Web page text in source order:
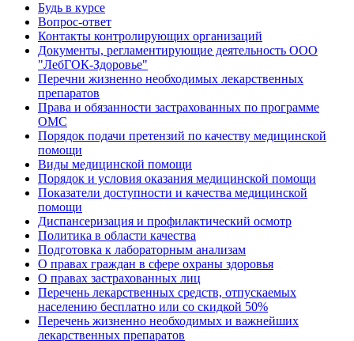
Будь в курсе
Вопрос-ответ
Контакты контролирующих организаций
Документы, регламентирующие деятельность ООО
"ЛебГОК-Здоровье"
Перечни жизненно необходимых лекарственных
препаратов
Права и обязанности застрахованных по программе
ОМС
Порядок подачи претензий по качеству медицинской
помощи
Виды медицинской помощи
Порядок и условия оказания медицинской помощи
Показатели доступности и качества медицинской
помощи
Диспансеризация и профилактический осмотр
Политика в области качества
Подготовка к лабораторным анализам
О правах граждан в сфере охраны здоровья
О правах застрахованных лиц
Перечень лекарственных средств, отпускаемых
населению бесплатно или со скидкой 50%
Перечень жизненно необходимых и важнейших
лекарственных препаратов